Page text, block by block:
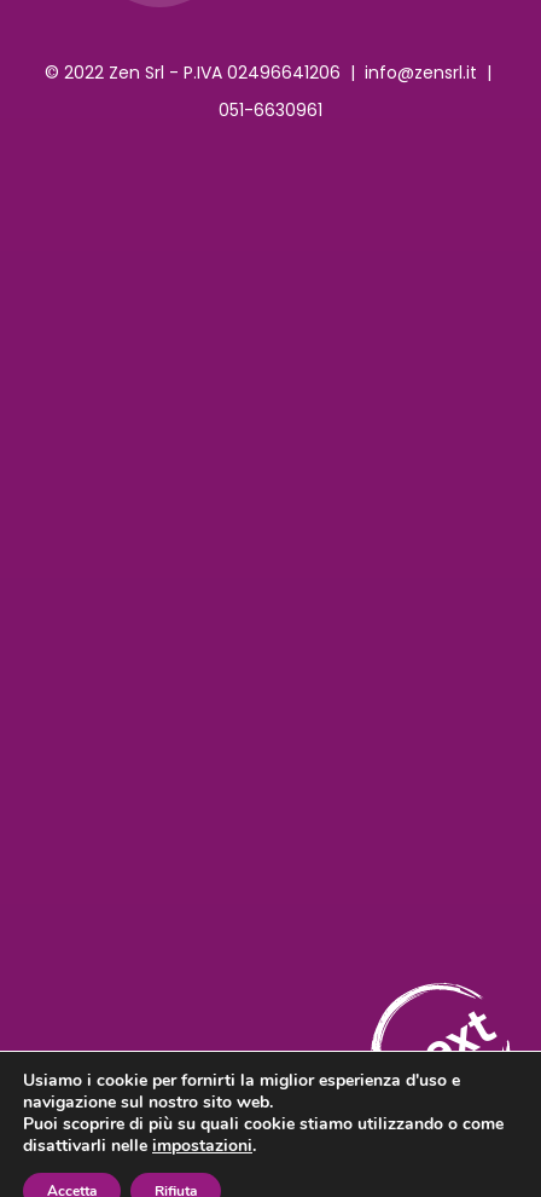
info@zensrl.it|
Privacy Policy|Informativa Privacy
next
© 2022 Zen Srl - P.IVA 02496641206 | info@zensrl.it |
051-6630961
Usiamo i cookie per fornirti la miglior esperienza d'uso e
navigazione sul nostro sito web.
Puoi scoprire di più su quali cookie stiamo utilizzando o come
disattivarli nelle impostazioni.
Accetta Rifiuta